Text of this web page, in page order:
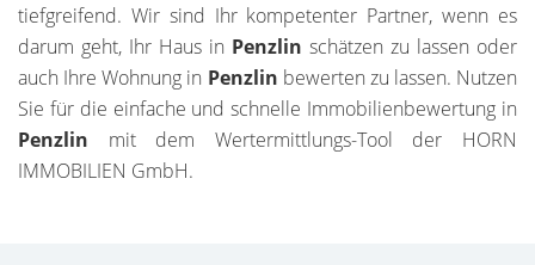
tiefgreifend. Wir sind Ihr kompetenter Partner, wenn es
darum geht, Ihr Haus in Penzlin schätzen zu lassen oder
auch Ihre Wohnung in Penzlin bewerten zu lassen. Nutzen
Sie für die einfache und schnelle Immobilienbewertung in
Penzlin mit dem Wertermittlungs-Tool der HORN
IMMOBILIEN GmbH.